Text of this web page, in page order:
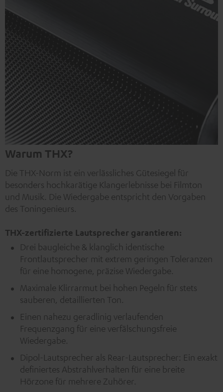
Warum THX?
Die THX-Norm ist ein verlässliches Gütesiegel für
besonders hochkarätige Klangerlebnisse bei Filmton
und Musik. Die Wiedergabe entspricht den Vorgaben
des Toningenieurs.
THX-zertifizierte Lautsprecher garantieren:
Drei baugleiche & klanglich identische
Frontlautsprecher mit extrem geringen Toleranzen
für eine homogene, präzise Wiedergabe.
Maximale Klirrarmut bei hohen Pegeln für stets
sauberen, detaillierten Ton.
Einen nahezu geradlinig verlaufenden
Frequenzgang für eine verfälschungsfreie
Wiedergabe.
Dipol-Lautsprecher als Rear-Lautsprecher: Ein exakt
definiertes Abstrahlverhalten für eine breite
Hörzone für mehrere Zuhörer.